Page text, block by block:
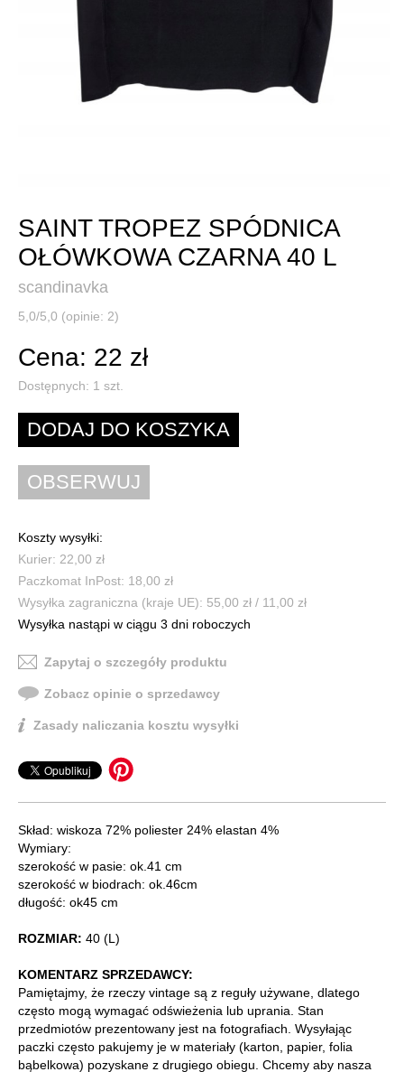
SAINT TROPEZ SPÓDNICA
OŁÓWKOWA CZARNA 40 L
scandinavka
5,0/5,0 (opinie: 2)
Cena: 22 zł
Dostępnych: 1 szt.
Koszty wysyłki:
Kurier: 22,00 zł
Paczkomat InPost: 18,00 zł
Wysyłka zagraniczna (kraje UE): 55,00 zł / 11,00 zł
Wysyłka nastąpi w ciągu 3 dni roboczych
Zapytaj o szczegóły produktu
Zobacz opinie o sprzedawcy
Zasady naliczania kosztu wysyłki
Skład: wiskoza 72% poliester 24% elastan 4%
Wymiary:
szerokość w pasie: ok.41 cm
szerokość w biodrach: ok.46cm
długość: ok45 cm
ROZMIAR: 40 (L)
KOMENTARZ SPRZEDAWCY:
Pamiętajmy, że rzeczy vintage są z reguły używane, dlatego
często mogą wymagać odświeżenia lub uprania. Stan
przedmiotów prezentowany jest na fotografiach. Wysyłając
paczki często pakujemy je w materiały (karton, papier, folia
bąbelkowa) pozyskane z drugiego obiegu. Chcemy aby nasza